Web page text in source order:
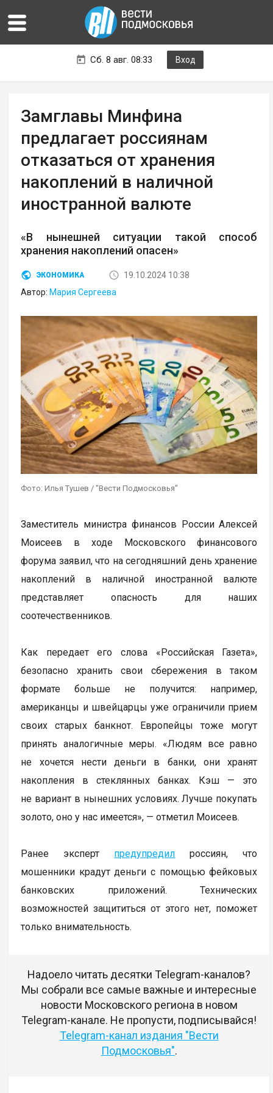
Сб. 8 авг. 08:33 Вход
Замглавы Минфина
предлагает россиянам
отказаться от хранения
накоплений в наличной
иностранной валюте
«В нынешней ситуации такой способ
хранения накоплений опасен»
ЭКОНОМИКА
19.10.2024 10:38
Автор: Мария Сергеева
Фото: Илья Тушев / "Вести Подмосковья"
Заместитель министра финансов России Алексей
Моисеев в ходе Московского финансового
форума заявил, что на сегодняшний день хранение
накоплений в наличной иностранной валюте
представляет опасность для наших
соотечественников.
Как передает его слова «Российская Газета»,
безопасно хранить свои сбережения в таком
формате больше не получится: например,
американцы и швейцарцы уже ограничили прием
своих старых банкнот. Европейцы тоже могут
принять аналогичные меры. «Людям все равно
не хочется нести деньги в банки, они хранят
накопления в стеклянных банках. Кэш — это
не вариант в нынешних условиях. Лучше покупать
золото, оно у нас имеется», — отметил Моисеев.
Ранее эксперт предупредил россиян, что
мошенники крадут деньги с помощью фейковых
банковских приложений. Технических
возможностей защититься от этого нет, поможет
только внимательность.
Надоело читать десятки Telegram-каналов?
Мы собрали все самые важные и интересные
новости Московского региона в новом
Telegram-канале. Не пропусти, подписывайся!
Telegram-канал издания "Вести
Подмосковья".